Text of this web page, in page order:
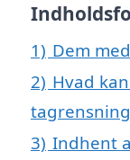
1) Dem
2) Hvad
3) Indhent